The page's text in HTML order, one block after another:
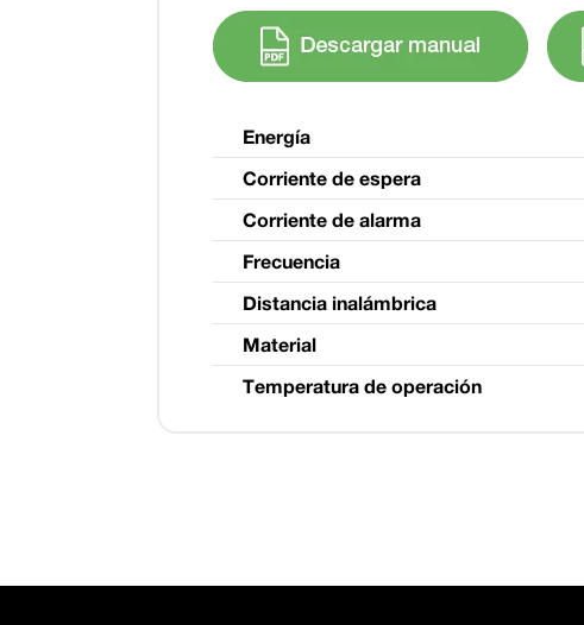
Energía
Corriente de espera
Corriente de alarma
Frecuencia
Distancia inalámbrica
Material
Temperatura de operación